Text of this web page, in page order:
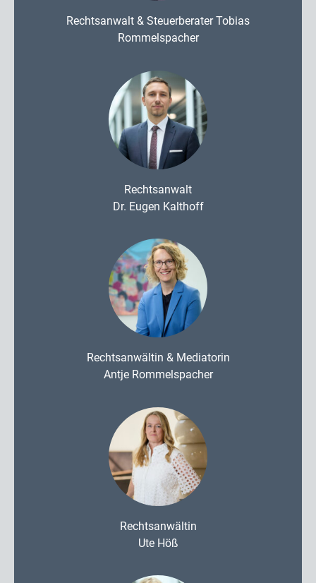
Rechtsanwalt & Steuerberater Tobias
Rommelspacher
Rechtsanwalt
Dr. Eugen Kalthoff
Rechtsanwältin & Mediatorin
Antje Rommelspacher
Rechtsanwältin
Ute Höß